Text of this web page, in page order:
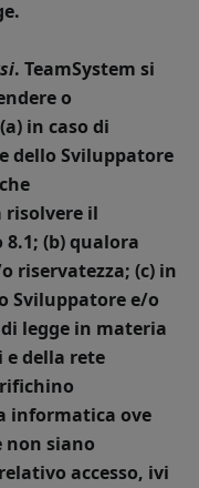
. TeamSystem si
o
in caso di
dello Sviluppatore
risolvere il
(b) qualora
riservatezza; (c) in
Sviluppatore e/o
legge in materia
della rete
informatica ove
non siano
accesso, ivi